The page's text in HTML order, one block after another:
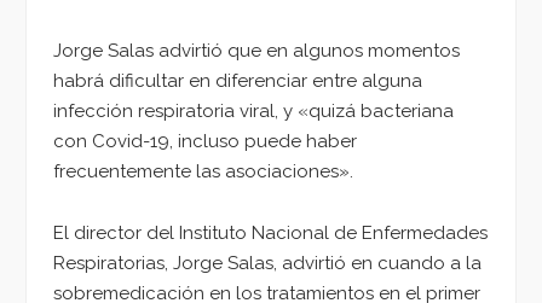
Jorge Salas advirtió que en algunos momentos
habrá dificultar en diferenciar entre alguna
infección respiratoria viral, y «quizá bacteriana
con Covid-19, incluso puede haber
frecuentemente las asociaciones».
El director del Instituto Nacional de Enfermedades
Respiratorias, Jorge Salas, advirtió en cuando a la
sobremedicación en los tratamientos en el primer